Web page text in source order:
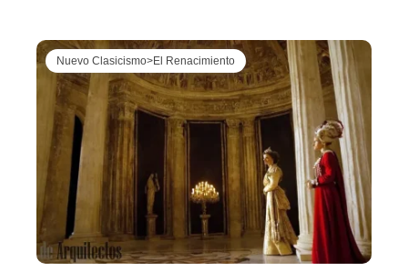
Nuevo Clasicismo>El Renacimiento